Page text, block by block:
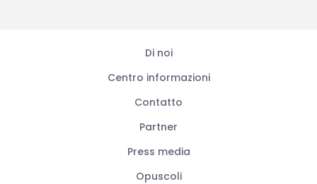
Di noi
Centro informazioni
Contatto
Partner
Press media
Opuscoli